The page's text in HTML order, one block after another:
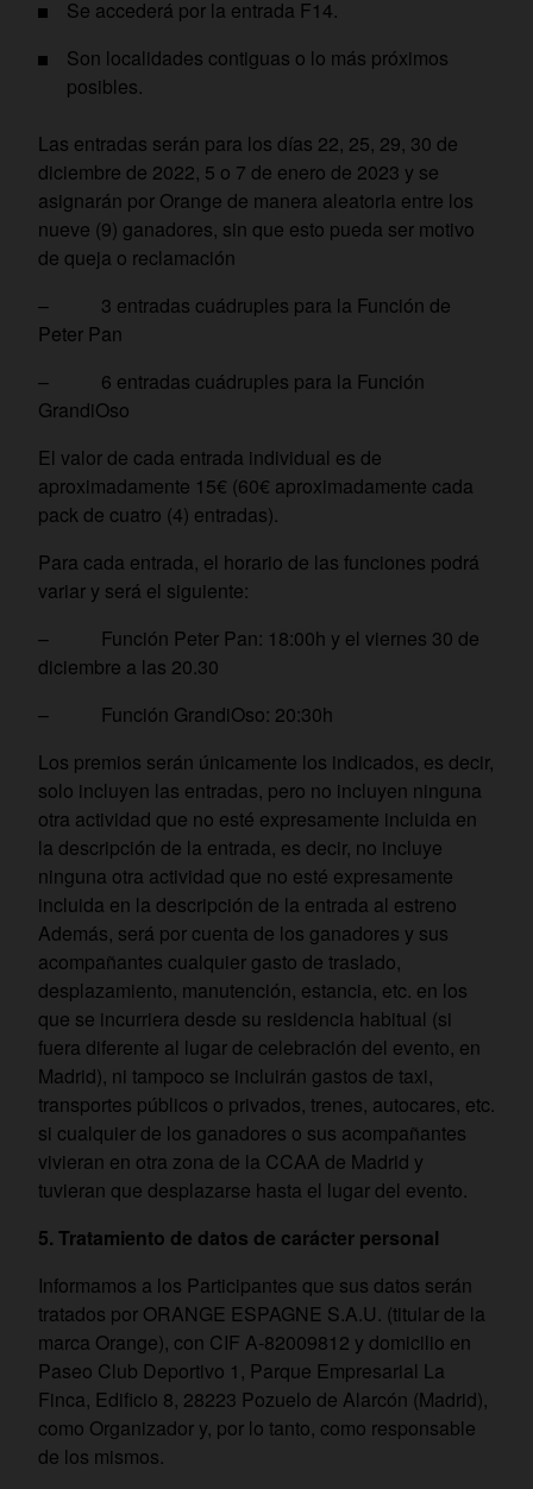
Se accederá por la entrada F14.
Son localidades contiguas o lo más próximos
posibles.
Las entradas serán para los días 22, 25, 29, 30 de
diciembre de 2022, 5 o 7 de enero de 2023 y se
asignarán por Orange de manera aleatoria entre los
nueve (9) ganadores, sin que esto pueda ser motivo
de queja o reclamación
– 3 entradas cuádruples para la Función de
Peter Pan
– 6 entradas cuádruples para la Función
GrandiOso
El valor de cada entrada individual es de
aproximadamente 15€ (60€ aproximadamente cada
pack de cuatro (4) entradas).
Para cada entrada, el horario de las funciones podrá
variar y será el siguiente:
– Función Peter Pan: 18:00h y el viernes 30 de
diciembre a las 20.30
– Función GrandiOso: 20:30h
Los premios serán únicamente los indicados, es decir,
solo incluyen las entradas, pero no incluyen ninguna
otra actividad que no esté expresamente incluida en
la descripción de la entrada, es decir, no incluye
ninguna otra actividad que no esté expresamente
incluida en la descripción de la entrada al estreno
Además, será por cuenta de los ganadores y sus
acompañantes cualquier gasto de traslado,
desplazamiento, manutención, estancia, etc. en los
que se incurriera desde su residencia habitual (si
fuera diferente al lugar de celebración del evento, en
Madrid), ni tampoco se incluirán gastos de taxi,
transportes públicos o privados, trenes, autocares, etc.
si cualquier de los ganadores o sus acompañantes
vivieran en otra zona de la CCAA de Madrid y
tuvieran que desplazarse hasta el lugar del evento.
5. Tratamiento de datos de carácter personal
Informamos a los Participantes que sus datos serán
tratados por ORANGE ESPAGNE S.A.U. (titular de la
marca Orange), con CIF A-82009812 y domicilio en
Paseo Club Deportivo 1, Parque Empresarial La
Finca, Edificio 8, 28223 Pozuelo de Alarcón (Madrid),
como Organizador y, por lo tanto, como responsable
de los mismos.